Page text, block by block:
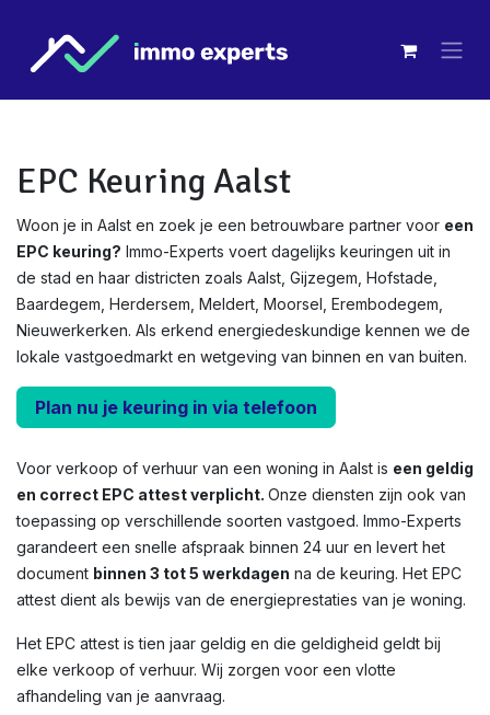
EPC Keuring Aalst
Woon je in Aalst en zoek je een betrouwbare partner voor een
EPC keuring? Immo-Experts voert dagelijks keuringen uit in
de stad en haar districten zoals Aalst, Gijzegem, Hofstade,
Baardegem, Herdersem, Meldert, Moorsel, Erembodegem,
Nieuwerkerken. Als erkend energiedeskundige kennen we de
lokale vastgoedmarkt en wetgeving van binnen en van buiten.
Plan nu je keuring in via telefoon
Voor verkoop of verhuur van een woning in Aalst is een geldig
en correct EPC attest verplicht. Onze diensten zijn ook van
toepassing op verschillende soorten vastgoed. Immo-Experts
garandeert een snelle afspraak binnen 24 uur en levert het
document binnen 3 tot 5 werkdagen na de keuring. Het EPC
attest dient als bewijs van de energieprestaties van je woning.
Het EPC attest is tien jaar geldig en die geldigheid geldt bij
elke verkoop of verhuur. Wij zorgen voor een vlotte
afhandeling van je aanvraag.